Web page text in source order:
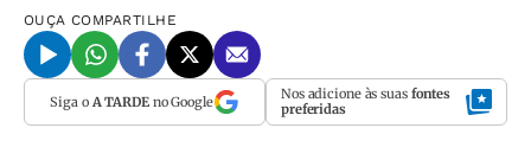
OUÇA COMPARTILHE
Siga o A TARDEno Google Nos adicione às suas fontes
preferidas